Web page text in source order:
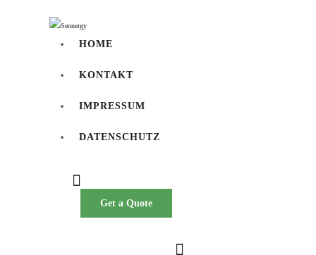
HOME
KONTAKT
IMPRESSUM
DATENSCHUTZ
Get a Quote